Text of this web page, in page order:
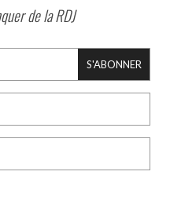
de la RDJ
S'ABONNER